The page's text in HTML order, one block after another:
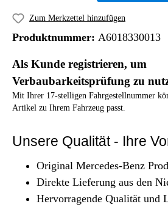
Zum Merkzettel hinzufügen
Produktnummer: A6018330013
Als Kunde registrieren, um
Verbaubarkeitsprüfung zu
Mit Ihrer 17-stelligen Fahrgestellnummer
Artikel zu Ihrem Fahrzeug passt.
Unsere Qualität - Ihre
Original Mercedes-Benz
Direkte Lieferung aus den
Hervorragende Qualität und